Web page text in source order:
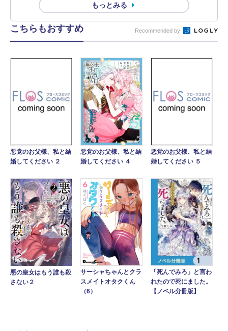
もっとみる
こちらもおすすめ Recommended by
悪党のお父様、私と結
婚してください ２
悪党のお父様、私と結
婚してください ４
悪党のお父様、私と結
婚してください ５
悪の皇女はもう誰も殺
さない２
サーシャちゃんとクラ
スメイトオタクくん
（6）
「死んでみろ」と言わ
れたので死にました。
【ノベル分冊版】